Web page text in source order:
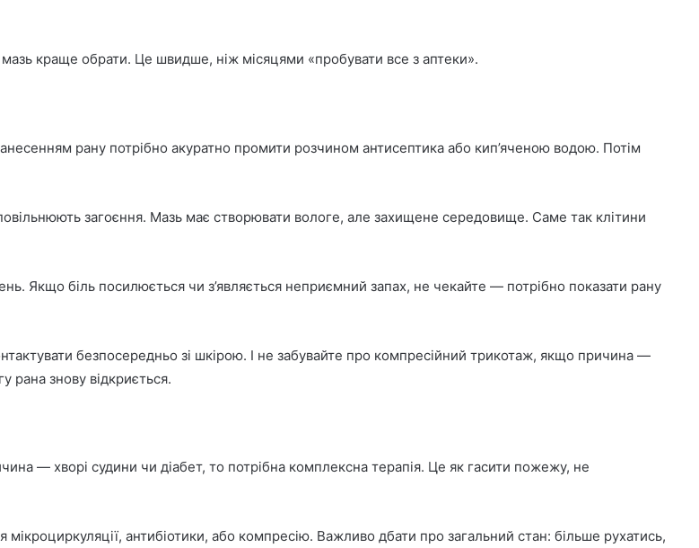
краще обрати. Це швидше, ніж місяцями «пробувати все з аптеки».
рану потрібно акуратно промити розчином антисептика або кип’яченою водою. Потім
загоєння. Мазь має створювати вологе, але захищене середовище. Саме так клітини
Якщо біль посилюється чи з’являється неприємний запах, не чекайте — потрібно показати рану
безпосередньо зі шкірою. І не забувайте про компресійний трикотаж, якщо причина —
рана знову відкриється.
— хворі судини чи діабет, то потрібна комплексна терапія. Це як гасити пожежу, не
антибіотики, або компресію. Важливо дбати про загальний стан: більше рухатись,